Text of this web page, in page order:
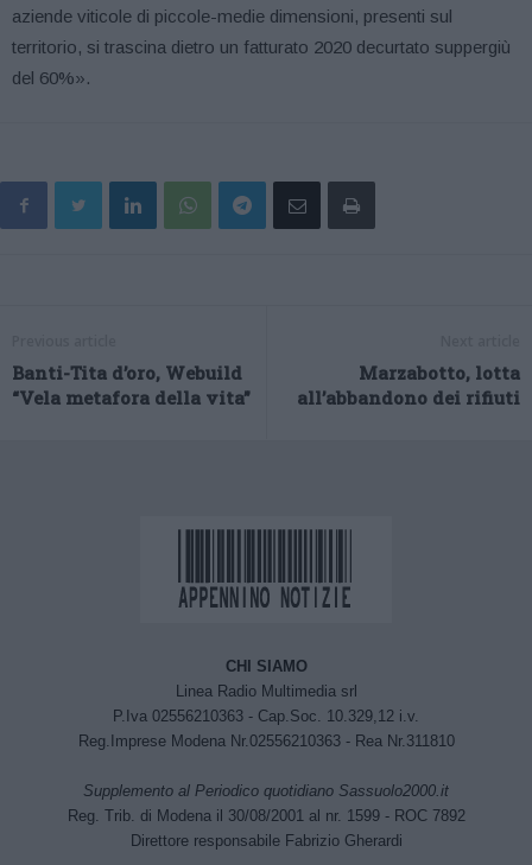
aziende viticole di piccole-medie dimensioni, presenti sul
territorio, si trascina dietro un fatturato 2020 decurtato suppergiù
del 60%».
Banti-Tita d’oro, Webuild
“Vela metafora della vita”
Marzabotto, lotta
all’abbandono dei rifiuti
CHI SIAMO
Linea Radio Multimedia srl
P.Iva 02556210363 - Cap.Soc. 10.329,12 i.v.
Reg.Imprese Modena Nr.02556210363 - Rea Nr.311810
Supplemento al Periodico quotidiano Sassuolo2000.it
Reg. Trib. di Modena il 30/08/2001 al nr. 1599 - ROC 7892
Direttore responsabile Fabrizio Gherardi